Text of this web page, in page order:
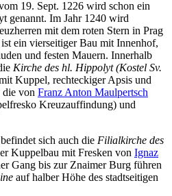
19. Sept. 1226 wird schon ein
genannt. Im Jahr 1240 wird
mit dem roten Stern in Prag
ist ein vierseitiger Bau mit Innenhof,
und festen Mauern. Innerhalb
Kirche des hl. Hippolyt (Kostel Sv.
Kuppel, rechteckiger Apsis und
die von Franz Anton Maulpertsch
Kreuzauffindung) und
sich auch die Filialkirche des
Kuppelbau mit Fresken von Ignaz
Gang bis zur Znaimer Burg führen
auf halber Höhe des stadtseitigen